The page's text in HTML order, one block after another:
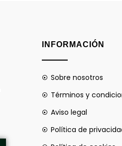
INFORMACIÓN
Sobre nosotros
Términos y
Aviso legal
Política de